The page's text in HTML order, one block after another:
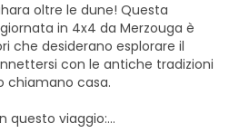
oltre le dune! Questa
in 4x4 da Merzouga è
che desiderano esplorare il
con le antiche tradizioni
chiamano casa.
questo viaggio: